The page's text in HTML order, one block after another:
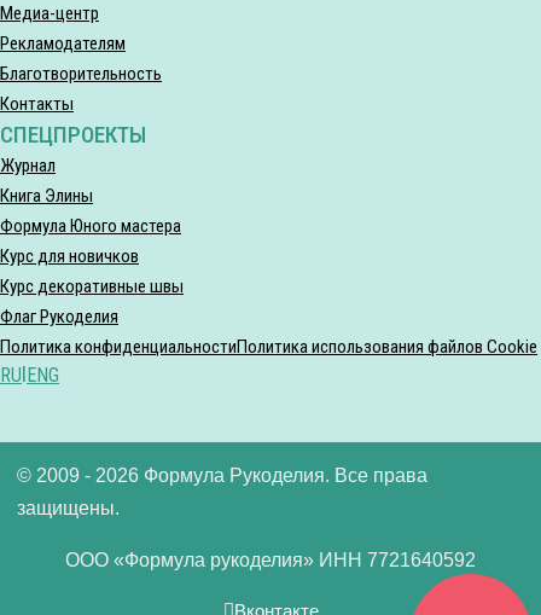
Медиа-центр
Рекламодателям
Благотворительность
Контакты
СПЕЦПРОЕКТЫ
Журнал
Книга Элины
Формула Юного мастера
Курс для новичков
Курс декоративные швы
Флаг Рукоделия
Политика конфиденциальностиПолитика использования файлов Cookie
RU ENG
© 2009 - 2026 Формула Рукоделия. Все права
защищены.
ООО «Формула рукоделия» ИНН 7721640592
Вконтакте